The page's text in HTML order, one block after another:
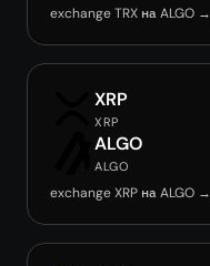
exchange TRX на ALGO →
XRP
XRP
ALGO
ALGO
exchange XRP на ALGO →